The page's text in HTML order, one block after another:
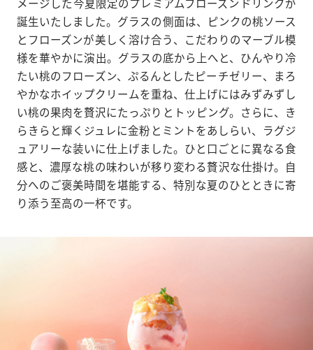
誕生いたしました。グラスの側面は、ピンクの桃ソース
とフローズンが美しく溶け合う、こだわりのマーブル模
様を華やかに演出。グラスの底から上へと、ひんやり冷
たい桃のフローズン、ぷるんとしたピーチゼリー、まろ
やかなホイップクリームを重ね、仕上げにはみずみずし
い桃の果肉を贅沢にたっぷりとトッピング。さらに、き
らきらと輝くジュレに金粉とミントをあしらい、ラグジ
ュアリーな装いに仕上げました。ひと口ごとに異なる食
感と、濃厚な桃の味わいが移り変わる贅沢な仕掛け。自
分へのご褒美時間を堪能する、特別な夏のひとときに寄
り添う至高の一杯です。